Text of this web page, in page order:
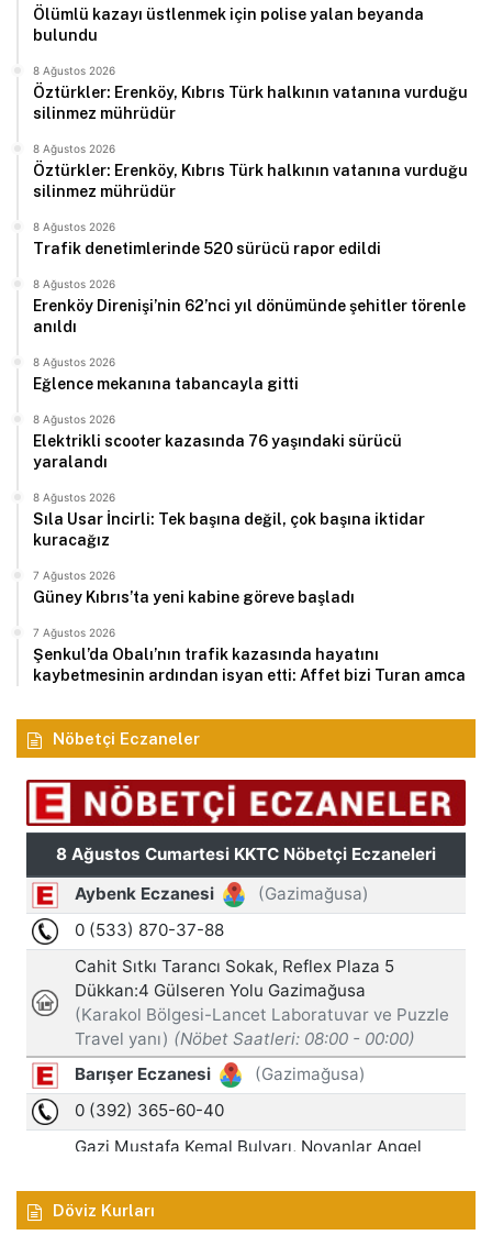
Ölümlü kazayı üstlenmek için polise yalan beyanda
bulundu
8 Ağustos 2026
Öztürkler: Erenköy, Kıbrıs Türk halkının vatanına vurduğu
silinmez mührüdür
8 Ağustos 2026
Öztürkler: Erenköy, Kıbrıs Türk halkının vatanına vurduğu
silinmez mührüdür
8 Ağustos 2026
Trafik denetimlerinde 520 sürücü rapor edildi
8 Ağustos 2026
Erenköy Direnişi’nin 62’nci yıl dönümünde şehitler törenle
anıldı
8 Ağustos 2026
Eğlence mekanına tabancayla gitti
8 Ağustos 2026
Elektrikli scooter kazasında 76 yaşındaki sürücü
yaralandı
8 Ağustos 2026
Sıla Usar İncirli: Tek başına değil, çok başına iktidar
kuracağız
7 Ağustos 2026
Güney Kıbrıs’ta yeni kabine göreve başladı
7 Ağustos 2026
Şenkul’da Obalı’nın trafik kazasında hayatını
kaybetmesinin ardından isyan etti: Affet bizi Turan amca
Nöbetçi Eczaneler
Döviz Kurları